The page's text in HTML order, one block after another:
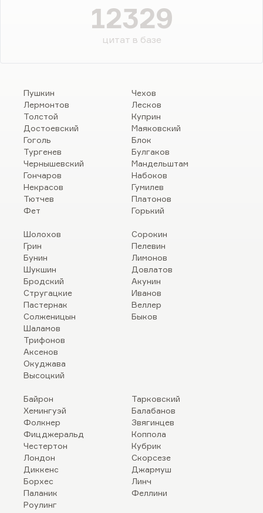
12329
цитат в базе
Пушкин
Лермонтов
Толстой
Достоевский
Гоголь
Тургенев
Чернышевский
Гончаров
Некрасов
Тютчев
Фет
Чехов
Лесков
Куприн
Маяковский
Блок
Булгаков
Мандельштам
Набоков
Гумилев
Платонов
Горький
Шолохов
Грин
Бунин
Шукшин
Бродский
Стругацкие
Пастернак
Солженицын
Шаламов
Трифонов
Аксенов
Окуджава
Высоцкий
Сорокин
Пелевин
Лимонов
Довлатов
Акунин
Иванов
Веллер
Быков
Байрон
Хемингуэй
Фолкнер
Фицджеральд
Честертон
Лондон
Диккенс
Борхес
Паланик
Роулинг
Тарковский
Балабанов
Звягинцев
Коппола
Кубрик
Скорсезе
Джармуш
Линч
Феллини